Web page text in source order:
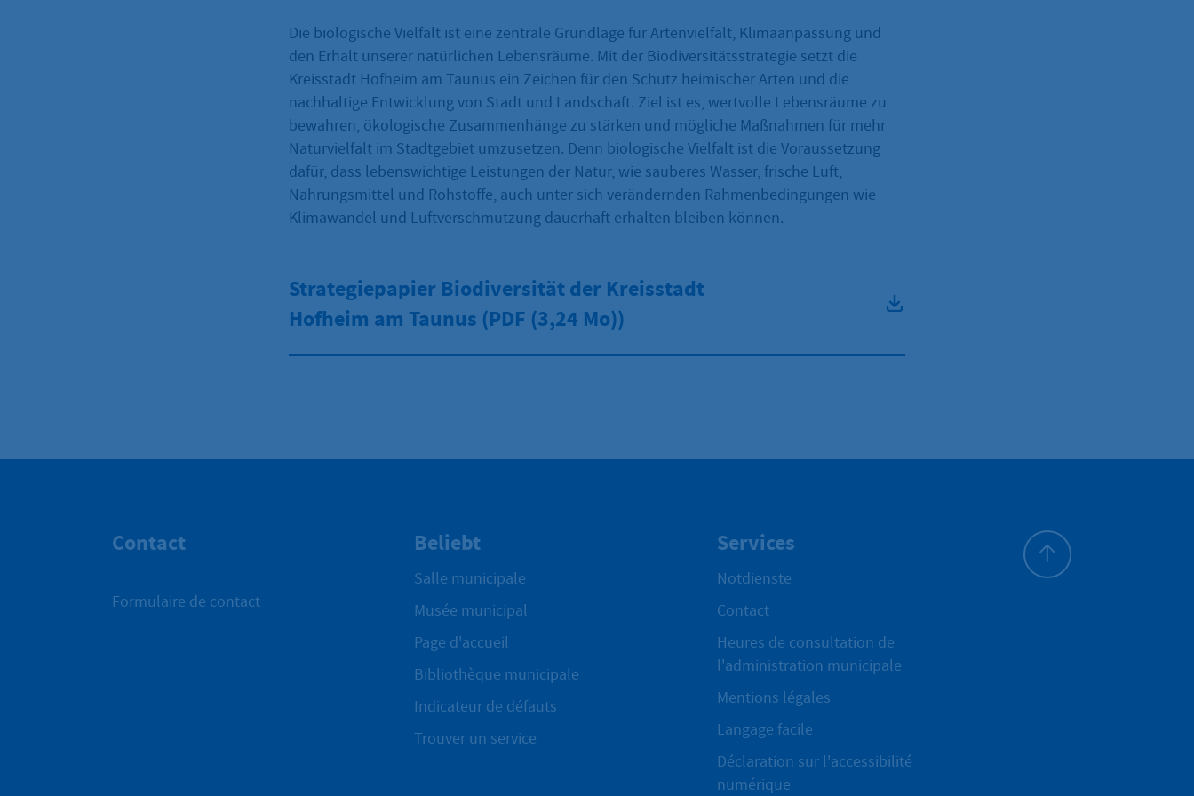
Die biologische Vielfalt ist eine zentrale Grundlage für Artenvielfalt, Klimaanpassung und
den Erhalt unserer natürlichen Lebensräume. Mit der Biodiversitätsstrategie setzt die
Kreisstadt Hofheim am Taunus ein Zeichen für den Schutz heimischer Arten und die
nachhaltige Entwicklung von Stadt und Landschaft. Ziel ist es, wertvolle Lebensräume zu
bewahren, ökologische Zusammenhänge zu stärken und mögliche Maßnahmen für mehr
Naturvielfalt im Stadtgebiet umzusetzen. Denn biologische Vielfalt ist die Voraussetzung
dafür, dass lebenswichtige Leistungen der Natur, wie sauberes Wasser, frische Luft,
Nahrungsmittel und Rohstoffe, auch unter sich verändernden Rahmenbedingungen wie
Klimawandel und Luftverschmutzung dauerhaft erhalten bleiben können.
Strategiepapier Biodiversität der Kreisstadt
Hofheim am Taunus (PDF (3,24 Mo))
Contact
Formulaire de contact
Beliebt
Salle municipale
Musée municipal
Page d'accueil
Bibliothèque municipale
Indicateur de défauts
Trouver un service
Services
Notdienste
Contact
Heures de consultation de
l'administration municipale
Mentions légales
Langage facile
Déclaration sur l'accessibilité
numérique